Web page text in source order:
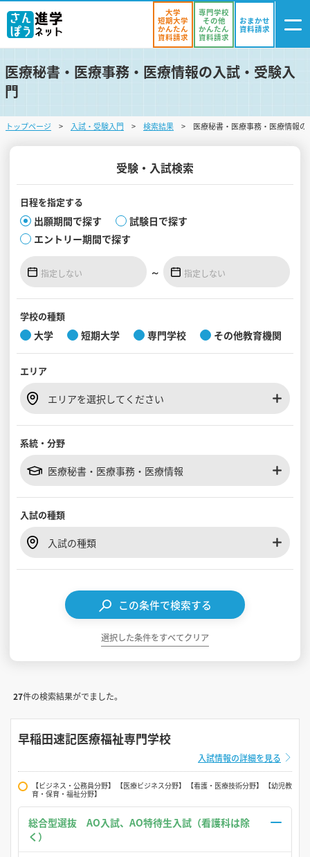
学校を探す
オープンキャンパスを探す
入試・受験入門
見学会WEB手引書
大学
短期大学
かんたん
資料請求
専門学校
その他
かんたん
資料請求
おまかせ
資料請求
医療秘書・医療事務・医療情報の入試・受験入
門
トップページ 入試・受験入門 検索結果 医療秘書・医療事務・医療情報
受験・入試検索
日程を指定する
出願期間で探す
試験日で探す
エントリー期間で探す
～
学校の種類
大学 短期大学 専門学校 その他教育機関
エリア
エリアを選択してください
系統・分野
医療秘書・医療事務・医療情報
入試の種類
入試の種類
この条件で検索する
選択した条件をすべてクリア
27件の検索結果がでました。
早稲田速記医療福祉専門学校
入試情報の詳細を見る
【ビジネス・公務員分野】 【医療ビジネス分野】 【看護・医療技術分野】 【幼児教
育・保育・福祉分野】
総合型選抜 AO入試、AO特待生入試（看護科は除